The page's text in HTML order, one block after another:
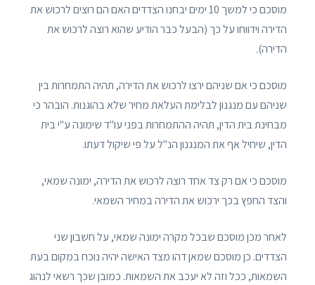
מוסכם כי למשך 10 ימים יבחנו הצדדים האם הם רוצים לרכוש את
הדירה וידווחו על כך (הבעל כבר הודיע שהוא רוצה לרכוש את
הדירה).
מוסכם כי אם שניהם ירצו לרכוש את הדירה, תהיה התמחרות בין
שניהם עם מנגנון לבלימת העלאת מחיר שלא בהוגנות. הובהר כי
מבחינת בית הדין, תהיה ההתמחרות בפני עו"ד שימונה ע"י בית
הדין, שיחיל אף את המנגנון הנ"ל על פי שיקול דעתו.
מוסכם כי אם רק צד אחד רוצה לרכוש את הדירה, ימונה שמאי,
והצד החפץ בכך ירכוש את הדירה במחיר השמאי.
לאחר מכן מוסכם שבכל מקרה ימונה שמאי, על חשבון שני
הצדדים. כן מוסכם שמאן דהו מצד האישה יהיה נוכח במקום בעת
השמאות, ככל וזה לא יעכב את השמאות. כמובן שכך רשאי לנהוג